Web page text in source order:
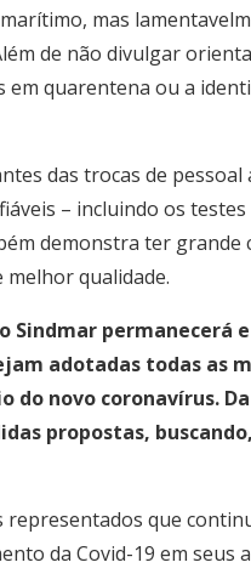
mas
de não divulgar
quarentena ou a
das trocas de
– incluindo os
demonstra ter
melhor qualidade.
Sindmar permanecerá
adotadas todas as
do novo coronavírus.
propostas,
representados que
da Covid-19 em seus